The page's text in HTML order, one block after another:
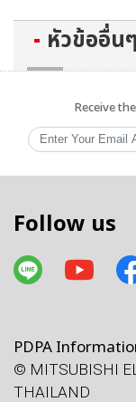
หัวข้ออื่นๆ
Receive
Follow us
PDPA
© MITSUBISHI
THAILAND